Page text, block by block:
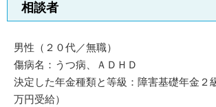
相談者
男性（２０代／無職）
傷病名：うつ病、ＡＤＨＤ
決定した年金種類と等級：障害基礎年金２
万円受給）